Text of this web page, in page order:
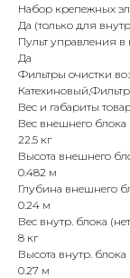
Набор крепежных
Да (только для
Пульт управления в
Да
Фильтры очистки
Вес и габариты
Вес внешнего блока
22.5 кг
Высота внешнего
0.482 м
Глубина внешнего
0.24 м
Вес внутр. блока
8 кг
Высота внутр. блока
0.27 м